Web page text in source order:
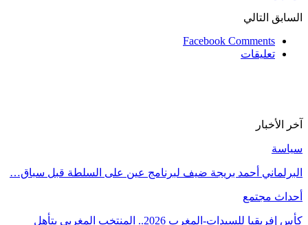
السابق التالي
Facebook Comments
تعليقات
آخر الأخبار
سياسة
البرلماني أحمد بريجة ضيف لبرنامج عين على السلطة قبل سباق…
أحداث مجتمع
كأس إفريقيا للسيدات-المغرب 2026.. المنتخب المغربي يتأهل